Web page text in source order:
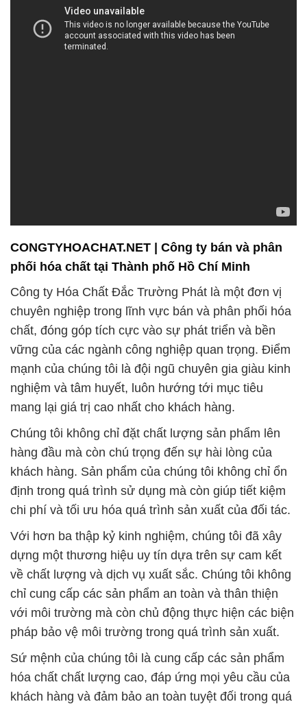
CONGTYHOACHAT.NET | Công ty bán và phân
phối hóa chất tại Thành phố Hồ Chí Minh
Công ty Hóa Chất Đắc Trường Phát là một đơn vị
chuyên nghiệp trong lĩnh vực bán và phân phối hóa
chất, đóng góp tích cực vào sự phát triển và bền
vững của các ngành công nghiệp quan trọng. Điểm
mạnh của chúng tôi là đội ngũ chuyên gia giàu kinh
nghiệm và tâm huyết, luôn hướng tới mục tiêu
mang lại giá trị cao nhất cho khách hàng.
Chúng tôi không chỉ đặt chất lượng sản phẩm lên
hàng đầu mà còn chú trọng đến sự hài lòng của
khách hàng. Sản phẩm của chúng tôi không chỉ ổn
định trong quá trình sử dụng mà còn giúp tiết kiệm
chi phí và tối ưu hóa quá trình sản xuất của đối tác.
Với hơn ba thập kỷ kinh nghiệm, chúng tôi đã xây
dựng một thương hiệu uy tín dựa trên sự cam kết
về chất lượng và dịch vụ xuất sắc. Chúng tôi không
chỉ cung cấp các sản phẩm an toàn và thân thiện
với môi trường mà còn chủ động thực hiện các biện
pháp bảo vệ môi trường trong quá trình sản xuất.
Sứ mệnh của chúng tôi là cung cấp các sản phẩm
hóa chất chất lượng cao, đáp ứng mọi yêu cầu của
khách hàng và đảm bảo an toàn tuyệt đối trong quá